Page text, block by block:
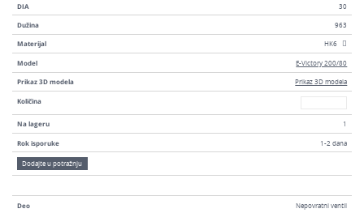
DIA 30
Dužina 963
Materijal HK6
Model E-Victory 200/80
Prikaz 3D modela Prikaz 3D modela
Količina
Na lageru 1
Rok isporuke 1-2 dana
Dodajte u potražnju
Deo Nepovratni ventil